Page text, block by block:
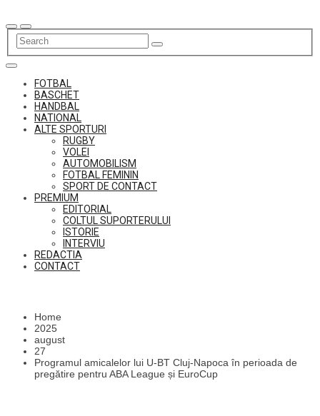
to
content
FOTBAL
BASCHET
HANDBAL
NATIONAL
ALTE SPORTURI
RUGBY
VOLEI
AUTOMOBILISM
FOTBAL FEMININ
SPORT DE CONTACT
PREMIUM
EDITORIAL
COLTUL SUPORTERULUI
ISTORIE
INTERVIU
REDACTIA
CONTACT
Home
2025
august
27
Programul amicalelor lui U-BT Cluj-Napoca în perioada de
pregătire pentru ABA League și EuroCup